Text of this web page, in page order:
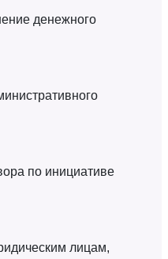
денежного
по инициативе
лицам,